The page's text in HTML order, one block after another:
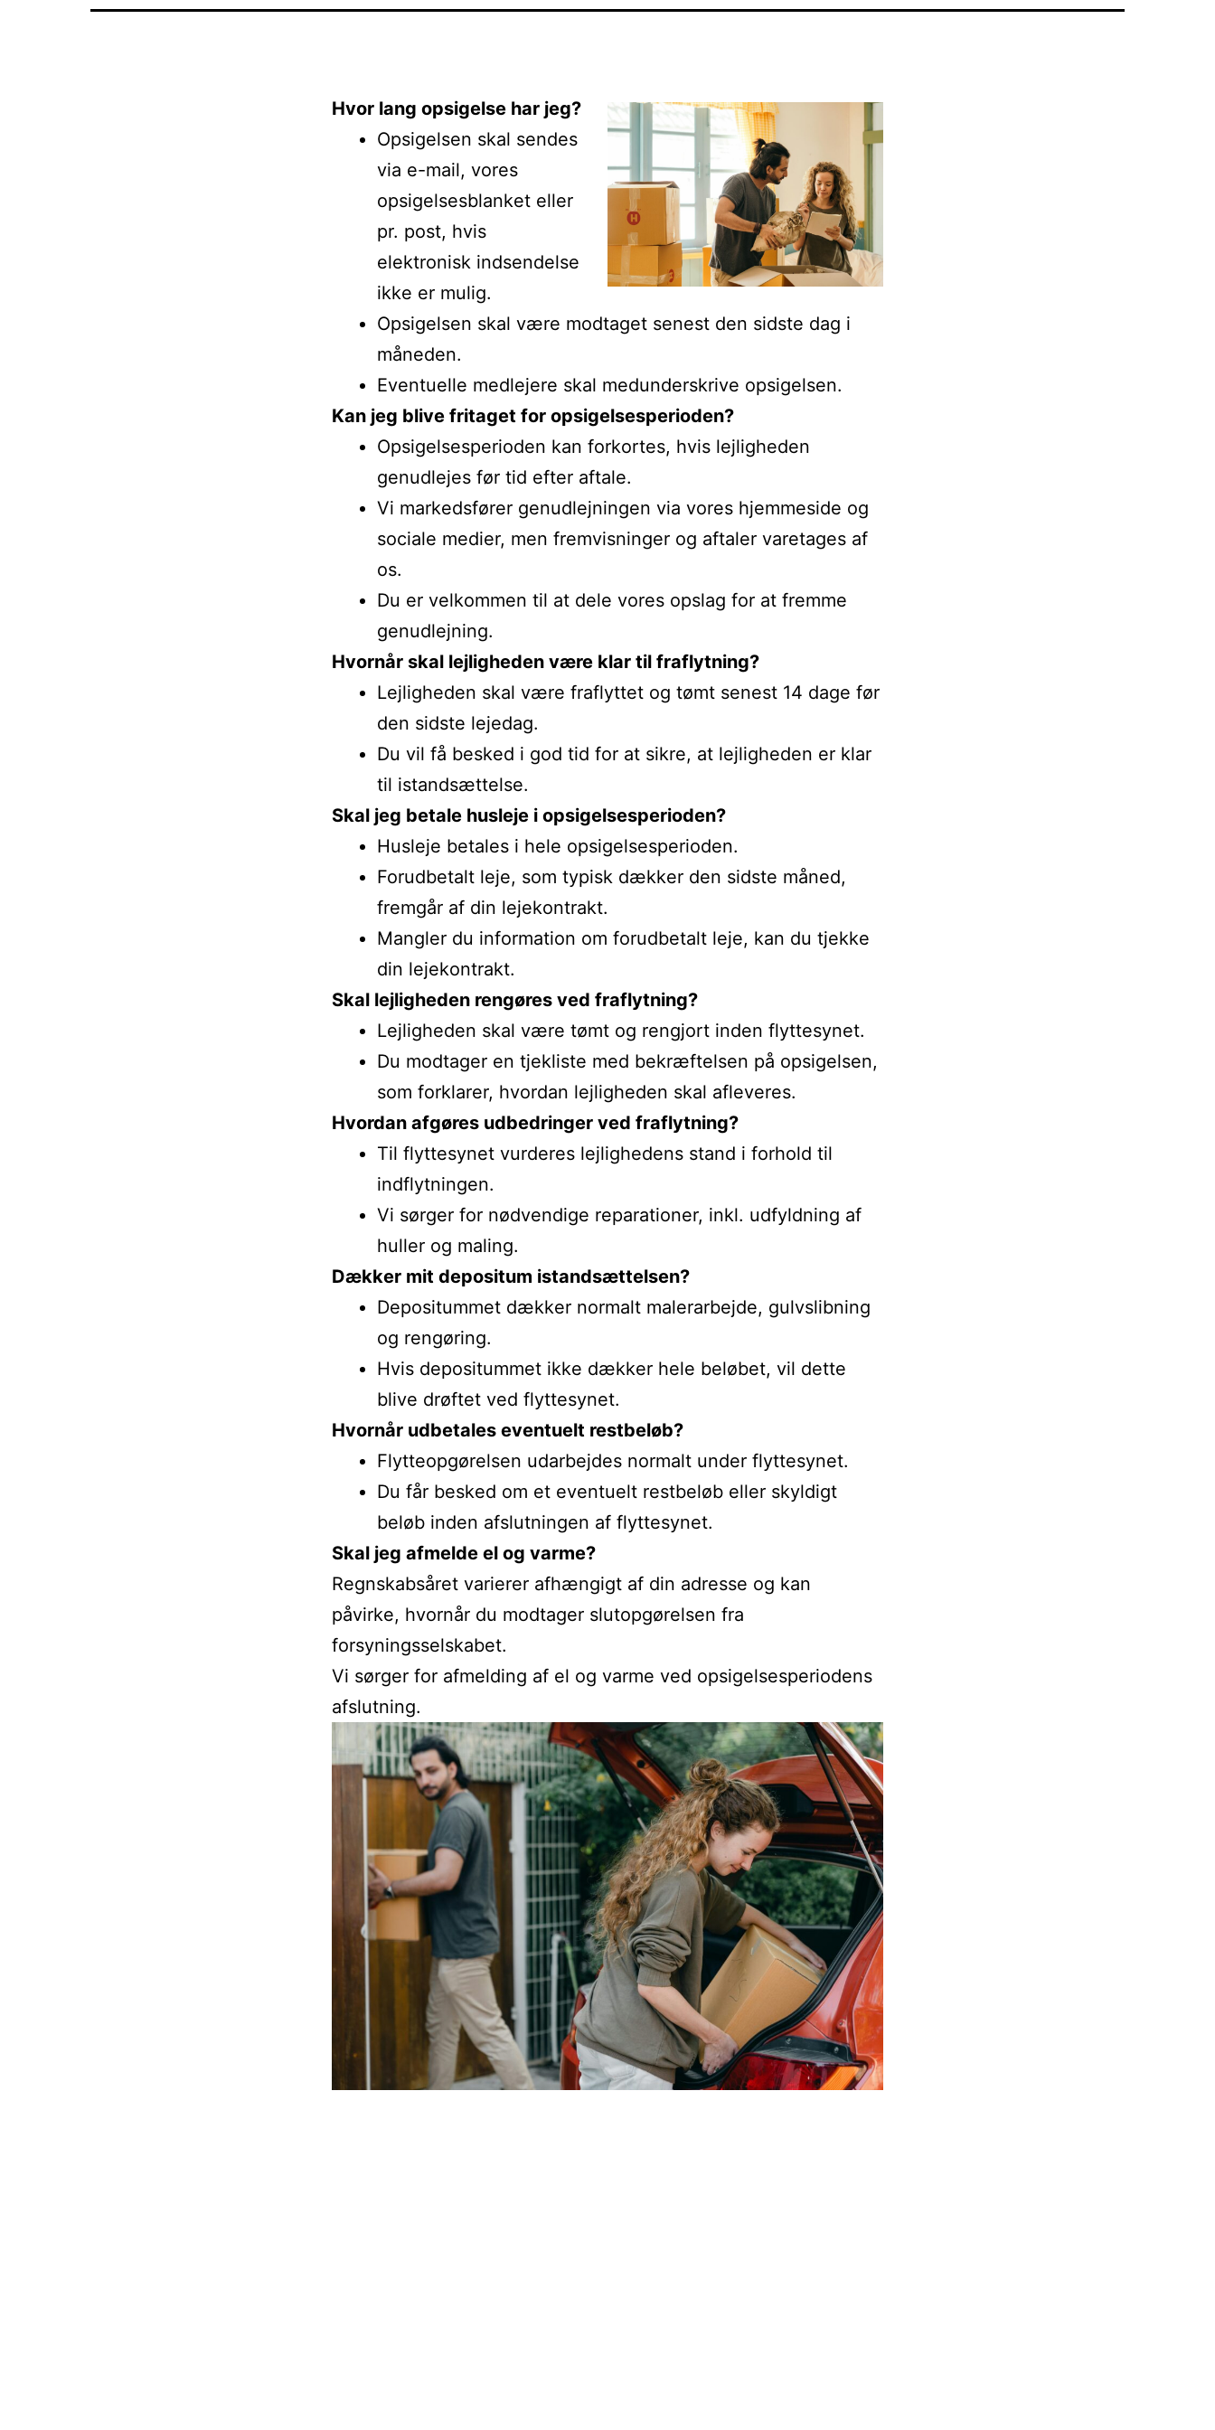
Hvor lang opsigelse har jeg?
Opsigelsen skal sendes
via e-mail, vores
opsigelsesblanket eller
pr. post, hvis
elektronisk indsendelse
ikke er mulig.
Opsigelsen skal være modtaget senest den sidste dag i
måneden.
Eventuelle medlejere skal medunderskrive opsigelsen.
Kan jeg blive fritaget for opsigelsesperioden?
Opsigelsesperioden kan forkortes, hvis lejligheden
genudlejes før tid efter aftale.
Vi markedsfører genudlejningen via vores hjemmeside og
sociale medier, men fremvisninger og aftaler varetages af
os.
Du er velkommen til at dele vores opslag for at fremme
genudlejning.
Hvornår skal lejligheden være klar til fraflytning?
Lejligheden skal være fraflyttet og tømt senest 14 dage før
den sidste lejedag.
Du vil få besked i god tid for at sikre, at lejligheden er klar
til istandsættelse.
Skal jeg betale husleje i opsigelsesperioden?
Husleje betales i hele opsigelsesperioden.
Forudbetalt leje, som typisk dækker den sidste måned,
fremgår af din lejekontrakt.
Mangler du information om forudbetalt leje, kan du tjekke
din lejekontrakt.
Skal lejligheden rengøres ved fraflytning?
Lejligheden skal være tømt og rengjort inden flyttesynet.
Du modtager en tjekliste med bekræftelsen på opsigelsen,
som forklarer, hvordan lejligheden skal afleveres.
Hvordan afgøres udbedringer ved fraflytning?
Til flyttesynet vurderes lejlighedens stand i forhold til
indflytningen.
Vi sørger for nødvendige reparationer, inkl. udfyldning af
huller og maling.
Dækker mit depositum istandsættelsen?
Depositummet dækker normalt malerarbejde, gulvslibning
og rengøring.
Hvis depositummet ikke dækker hele beløbet, vil dette
blive drøftet ved flyttesynet.
Hvornår udbetales eventuelt restbeløb?
Flytteopgørelsen udarbejdes normalt under flyttesynet.
Du får besked om et eventuelt restbeløb eller skyldigt
beløb inden afslutningen af flyttesynet.
Skal jeg afmelde el og varme?
Regnskabsåret varierer afhængigt af din adresse og kan
påvirke, hvornår du modtager slutopgørelsen fra
forsyningsselskabet.
Vi sørger for afmelding af el og varme ved opsigelsesperiodens
afslutning.